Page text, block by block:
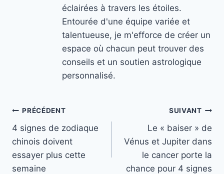
éclairées à travers les étoiles.
Entourée d'une équipe variée et
talentueuse, je m'efforce de créer un
espace où chacun peut trouver des
conseils et un soutien astrologique
personnalisé.
Navigation
de
l’article
PRÉCÉDENT
4 signes de zodiaque
chinois doivent
essayer plus cette
semaine
SUIVANT
Le « baiser » de
Vénus et Jupiter dans
le cancer porte la
chance pour 4 signes